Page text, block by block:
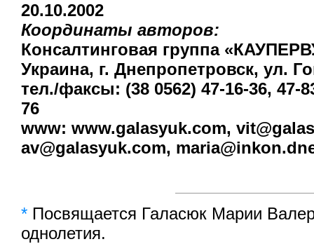
20.10.2002
Координаты авторов:
Консалтинговая группа
Украина, г. Днепропетровск, ул.
тел./факсы: (38 0562) 47-16-36, 47-
76
www:www.galasyuk.com,
av@galasyuk.com,
* Посвящается Галасюк Марии
однолетия.